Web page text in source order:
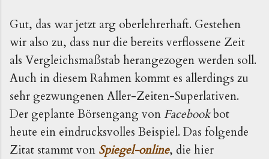
Gut, das war jetzt arg oberlehrerhaft. Gestehen
wir also zu, dass nur die bereits verflossene Zeit
als Vergleichsmaßstab herangezogen werden soll.
Auch in diesem Rahmen kommt es allerdings zu
sehr gezwungenen Aller-Zeiten-Superlativen.
Der geplante Börsengang von Facebookbot
heute ein eindrucksvolles Beispiel. Das folgende
Zitat stammt von Spiegel-online, die hier